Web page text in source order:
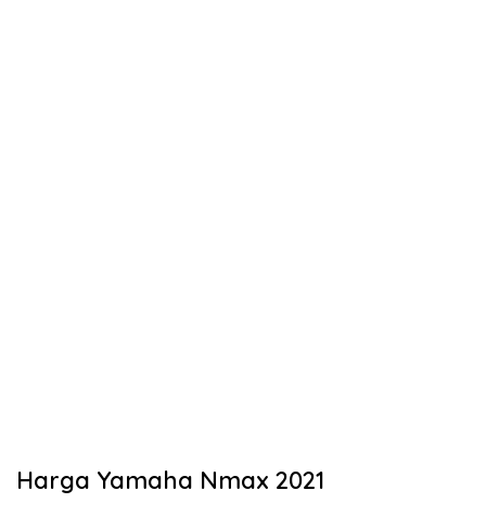
Harga Yamaha Nmax 2021